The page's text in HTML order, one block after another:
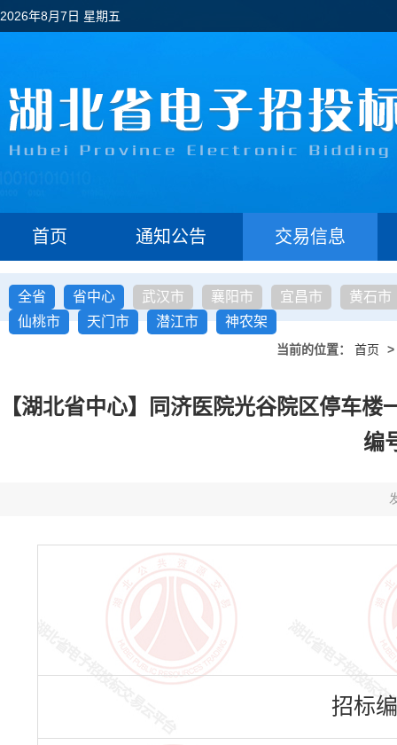
2026年8月7日 星期五
首页 通知公告 交易信息
全省 省中心 武汉市 襄阳市 宜昌市
黄石市
仙桃市
天门市 潜江市 神农架
当前的位置： 首页 >
【湖北省中心】同济医院光谷院区停车
编
招标